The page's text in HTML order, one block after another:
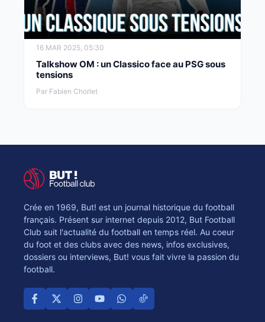
16 MAR 2025, 05:30
Talkshow OM : un Classico face au PSG sous
tensions
Par Fabien Chorlet
Crée en 1969, But! est un journal historique du football
français. Présent sur internet depuis 2012, But Football
Club suit l'actualité du football en temps réel. Au coeur
du foot et des clubs avec des news, infos exclusives,
dossiers ou interviews, But! vous fait vivre la passion du
football.